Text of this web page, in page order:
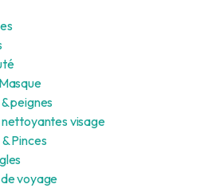
peignes
nettoyantes visage
Pinces
voyage